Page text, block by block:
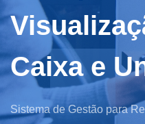
Caixa e
Sistema de Gestão para